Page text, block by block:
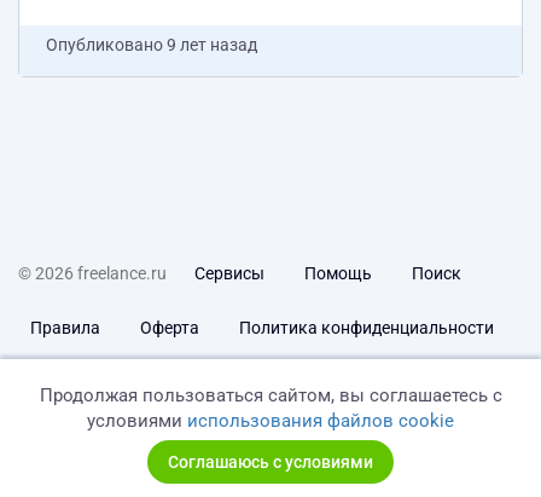
Опубликовано9 лет назад
© 2026 freelance.ru Сервисы Помощь Поиск
Правила Оферта Политика конфиденциальности
Продолжая пользоваться сайтом, вы соглашаетесь с
условиями использования файлов cookie
Соглашаюсь с условиями